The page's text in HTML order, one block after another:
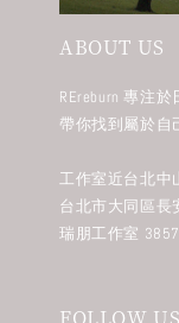
ABOUT US
REreburn 專注
帶你找到屬於自
工作室近台北中
台北市大同區長
瑞朋工作室
FOLLOW US